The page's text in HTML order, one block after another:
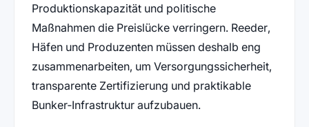
Produktionskapazität und politische
Maßnahmen die Preislücke verringern. Reeder,
Häfen und Produzenten müssen deshalb eng
zusammenarbeiten, um Versorgungssicherheit,
transparente Zertifizierung und praktikable
Bunker‑Infrastruktur aufzubauen.